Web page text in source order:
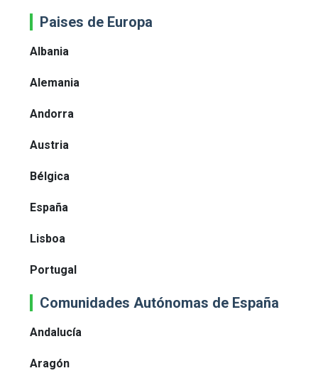
Paises de Europa
Albania
Alemania
Andorra
Austria
Bélgica
España
Lisboa
Portugal
Comunidades Autónomas de España
Andalucía
Aragón